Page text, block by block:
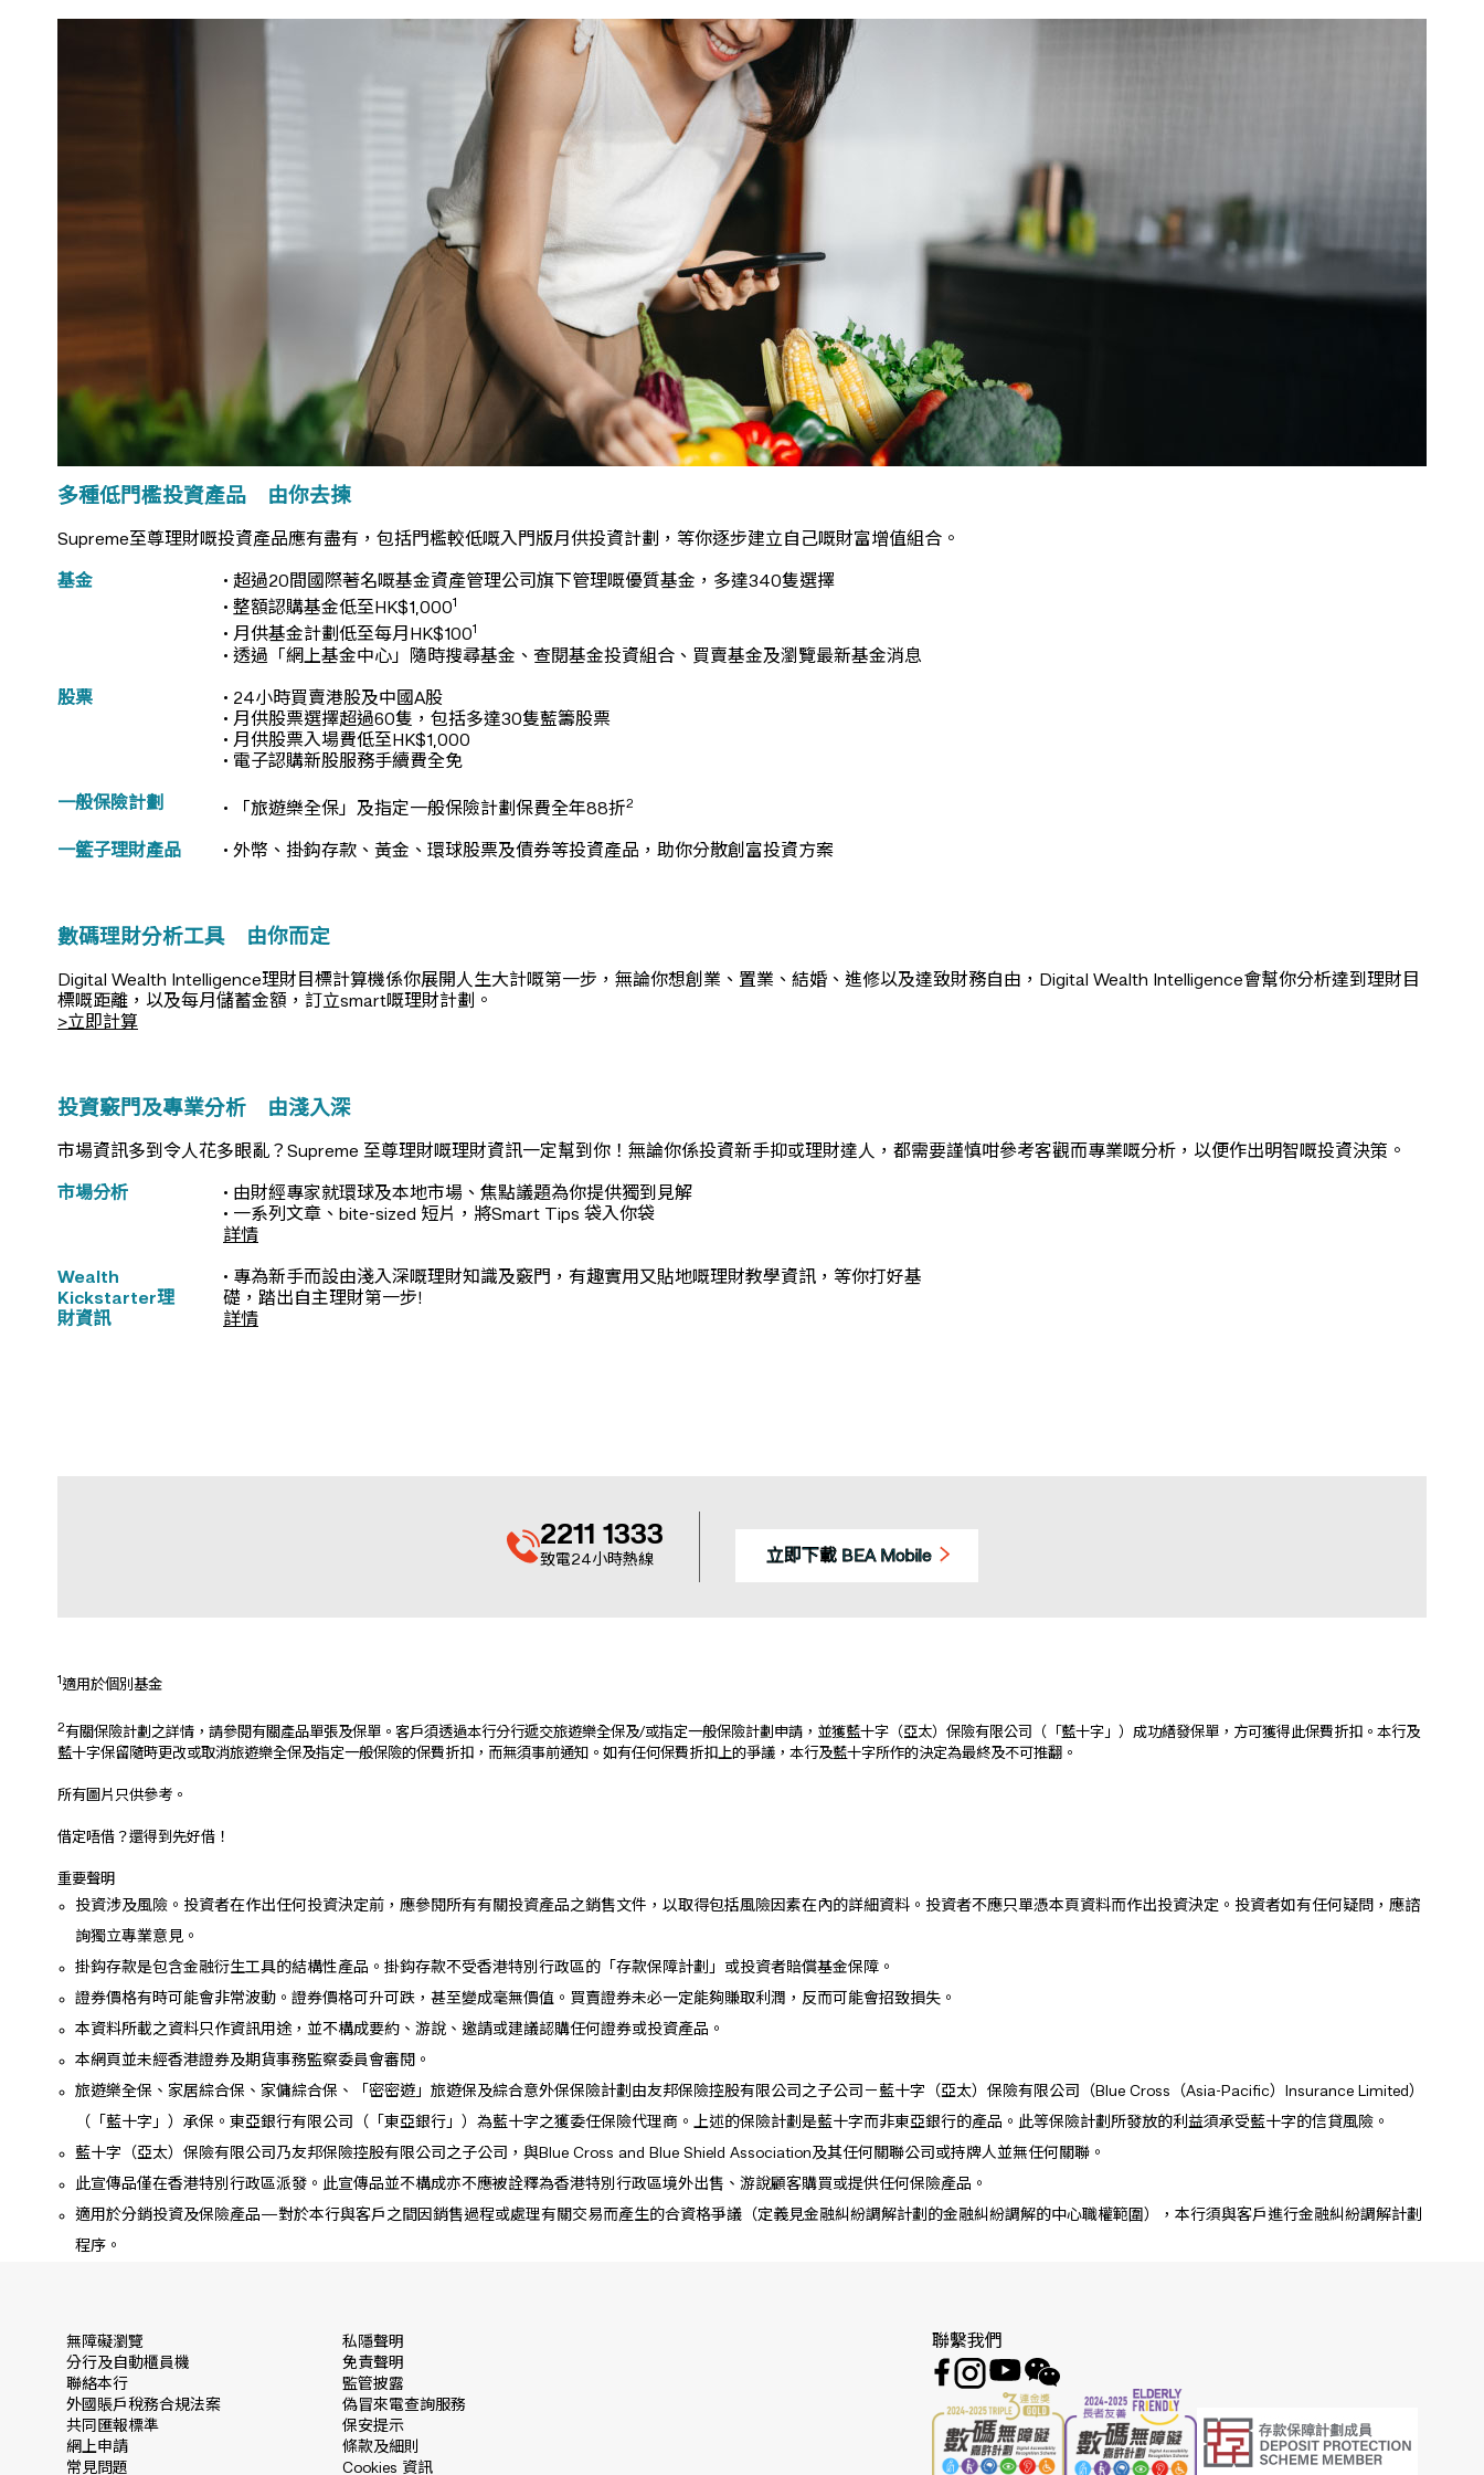
多種低門檻投資產品 由你去揀
Supreme至尊理財嘅投資產品應有盡有，包括門檻較低嘅入門版月供投資計劃，等你逐步建立自己嘅財富增值組合。
基金
• 超過20間國際著名嘅基金資產管理公司旗下管理嘅優質基金，多達340隻選擇
• 整額認購基金低至HK$1,0001
• 月供基金計劃低至每月HK$1001
• 透過「網上基金中心」隨時搜尋基金、查閱基金投資組合、買賣基金及瀏覽最新基金消息
股票
• 24小時買賣港股及中國A股
• 月供股票選擇超過60隻，包括多達30隻藍籌股票
• 月供股票入場費低至HK$1,000
• 電子認購新股服務手續費全免
一般保險計劃 • 「旅遊樂全保」及指定一般保險計劃保費全年88折2
一籃子理財產品 • 外幣、掛鈎存款、黃金、環球股票及債券等投資產品，助你分散創富投資方案
數碼理財分析工具 由你而定
Digital Wealth Intelligence理財目標計算機係你展開人生大計嘅第一步，無論你想創業、置業、結婚、進修以及達致財務自由，Digital Wealth Intelligence會幫你分析達到理財目
標嘅距離，以及每月儲蓄金額，訂立smart嘅理財計劃。
>立即計算
投資竅門及專業分析 由淺入深
市場資訊多到令人花多眼亂？Supreme 至尊理財嘅理財資訊一定幫到你！無論你係投資新手抑或理財達人，都需要謹慎咁參考客觀而專業嘅分析，以便作出明智嘅投資決策。
市場分析
• 由財經專家就環球及本地市場、焦點議題為你提供獨到見解
• 一系列文章、bite-sized 短片，將Smart Tips 袋入你袋
詳情
Wealth
Kickstarter理
財資訊
• 專為新手而設由淺入深嘅理財知識及竅門，有趣實用又貼地嘅理財教學資訊，等你打好基
礎，踏出自主理財第一步!
詳情
2211 1333
致電24小時熱線 立即下載 BEA Mobile
1適用於個別基金
2有關保險計劃之詳情，請參閱有關產品單張及保單。客戶須透過本行分行遞交旅遊樂全保及/或指定一般保險計劃申請，並獲藍十字（亞太）保險有限公司（「藍十字」）成功繕發保單，方可獲得此保費折扣。本行及
藍十字保留隨時更改或取消旅遊樂全保及指定一般保險的保費折扣，而無須事前通知。如有任何保費折扣上的爭議，本行及藍十字所作的決定為最終及不可推翻。
所有圖片只供參考。
借定唔借？還得到先好借！
重要聲明
投資涉及風險。投資者在作出任何投資決定前，應參閱所有有關投資產品之銷售文件，以取得包括風險因素在內的詳細資料。投資者不應只單憑本頁資料而作出投資決定。投資者如有任何疑問，應諮
詢獨立專業意見。
掛鈎存款是包含金融衍生工具的結構性產品。掛鈎存款不受香港特別行政區的「存款保障計劃」或投資者賠償基金保障。
證券價格有時可能會非常波動。證券價格可升可跌，甚至變成毫無價值。買賣證券未必一定能夠賺取利潤，反而可能會招致損失。
本資料所載之資料只作資訊用途，並不構成要約、游說、邀請或建議認購任何證券或投資產品。
本網頁並未經香港證券及期貨事務監察委員會審閱。
旅遊樂全保、家居綜合保、家傭綜合保、「密密遊」旅遊保及綜合意外保保險計劃由友邦保險控股有限公司之子公司－藍十字（亞太）保險有限公司（Blue Cross（Asia-Pacific）Insurance Limited）
（「藍十字」）承保。東亞銀行有限公司（「東亞銀行」）為藍十字之獲委任保險代理商。上述的保險計劃是藍十字而非東亞銀行的產品。此等保險計劃所發放的利益須承受藍十字的信貸風險。
藍十字（亞太）保險有限公司乃友邦保險控股有限公司之子公司，與Blue Cross and Blue Shield Association及其任何關聯公司或持牌人並無任何關聯。
此宣傳品僅在香港特別行政區派發。此宣傳品並不構成亦不應被詮釋為香港特別行政區境外出售、游說顧客購買或提供任何保險產品。
適用於分銷投資及保險產品—對於本行與客戶之間因銷售過程或處理有關交易而產生的合資格爭議（定義見金融糾紛調解計劃的金融糾紛調解的中心職權範圍），本行須與客戶進行金融糾紛調解計劃
程序。
無障礙瀏覽
分行及自動櫃員機
聯絡本行
外國賬戶稅務合規法案
共同匯報標準
網上申請
常見問題
私隱聲明
免責聲明
監管披露
偽冒來電查詢服務
保安提示
條款及細則
Cookies 資訊
聯繫我們